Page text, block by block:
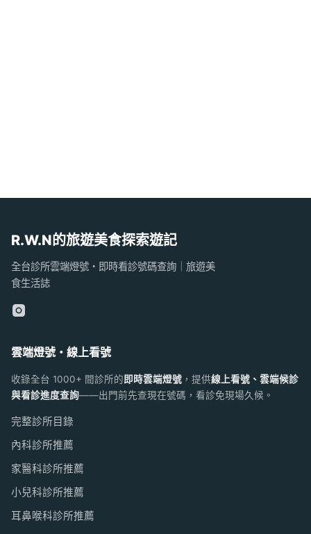
R.W.N的旅遊美食探索遊記
全台診所雲端燈號・即時看診號碼查詢｜旅遊美
食生活誌
雲端燈號・線上看號
收錄全台 1000+ 間診所的 即時雲端燈號 ，提供線上看號、雲端候診
與看診進度查詢——出門前先查現在號碼，看診免現場久候。
完整診所目錄
內科診所推薦
家醫科診所推薦
小兒科診所推薦
耳鼻喉科診所推薦